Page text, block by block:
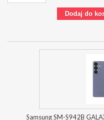
Dodaj do
Samsung SM-S942B